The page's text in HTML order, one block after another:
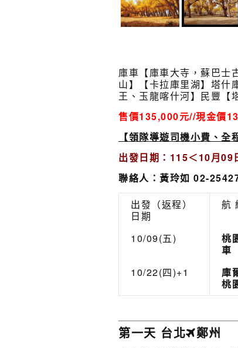
庫車【庫車大寺，蘇巴士
山】【卡拉庫里湖】塔什
王、玉龍喀什河】民豐【
售價135,000元//現金價
【領隊導遊司機小費、全
出發日期：115＜10月09
聯絡人：黃玲如 02-
出發（返程）
日期
航
10/09(五)
桃
車
10/22(四)+1
庫
桃
第一天 台北 鄭州